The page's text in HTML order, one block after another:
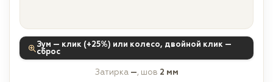
Зум — клик (+25%) или колесо, двойной клик —
сброс
Затирка —, шов 2 мм